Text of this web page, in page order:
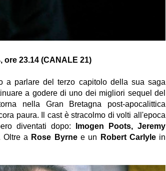
ore 23.14 (CANALE 21)
a parlare del terzo capitolo della sua saga
a godere di uno dei migliori sequel del
nella Gran Bretagna post-apocalittica
paura. Il cast è stracolmo di volti all'epoca
diventati dopo:
Imogen Poots, Jeremy
Oltre a Rose Byrnee un Robert Carlylein